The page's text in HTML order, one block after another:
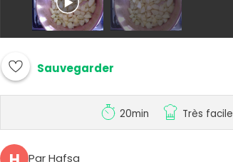
Sauvegarder
20min Très facile
Par Hafsa